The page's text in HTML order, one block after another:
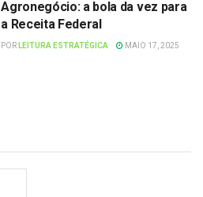
Agronegócio: a bola da vez para
a Receita Federal
POR LEITURA ESTRATÉGICA MAIO 17, 2025